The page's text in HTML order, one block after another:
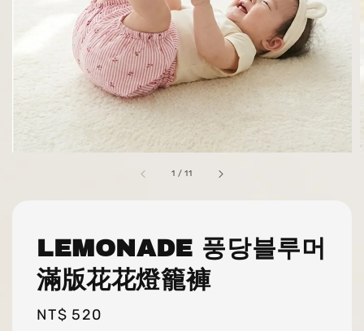
1 /11
LEMONADE 풍당블루머
滿版花花燈籠褲
Regular
NT$ 520